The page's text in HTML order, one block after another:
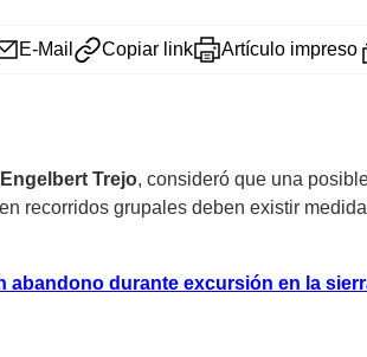
E-Mail Copiar link Artículo impreso
Engelbert Trejo, consideró que una
recorridos grupales deben existir
abandono durante excursión en la